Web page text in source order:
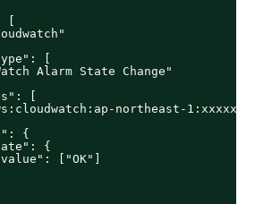
[
[
Alarm State Change"
[
northeast-
{
{
["OK"]